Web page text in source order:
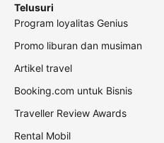
Telusuri
Program loyalitas Genius
Promo liburan dan musiman
Artikel travel
Booking.com untuk Bisnis
Traveller Review Awards
Rental Mobil